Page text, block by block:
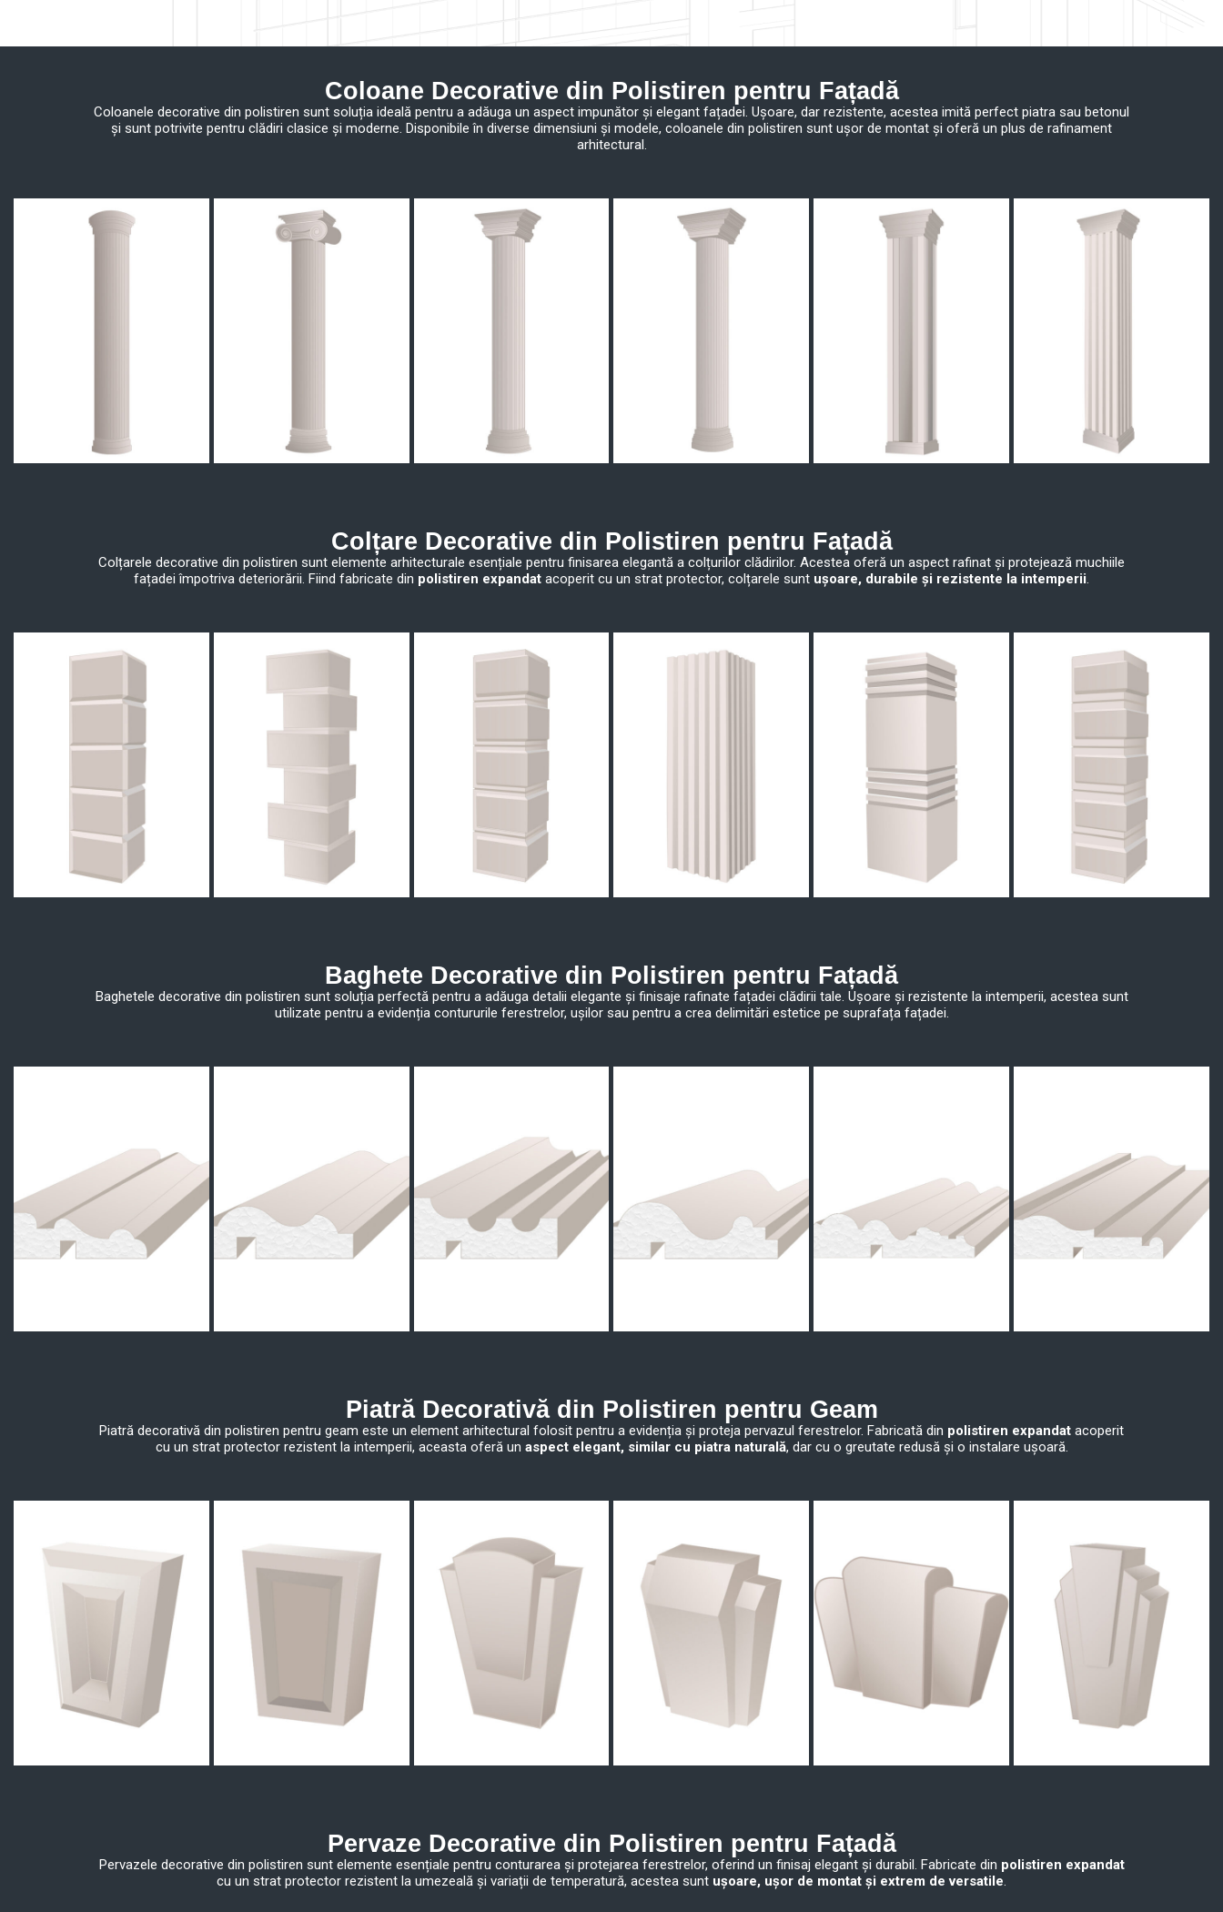
Coloane Decorative din Polistiren pentru Fațadă
Coloanele decorative din polistiren sunt soluția ideală pentru a adăuga un aspect impunător și elegant fațadei. Ușoare, dar rezistente, acestea imită perfect piatra sau betonul
și sunt potrivite pentru clădiri clasice și moderne. Disponibile în diverse dimensiuni și modele, coloanele din polistiren sunt ușor de montat și oferă un plus de rafinament
arhitectural.
Colțare Decorative din Polistiren pentru Fațadă
Colțarele decorative din polistiren sunt elemente arhitecturale esențiale pentru finisarea elegantă a colțurilor clădirilor. Acestea oferă un aspect rafinat și protejează muchiile
fațadei împotriva deteriorării. Fiind fabricate din polistiren expandat acoperit cu un strat protector, colțarele sunt ușoare, durabile și rezistente la intemperii.
Baghete Decorative din Polistiren pentru Fațadă
Baghetele decorative din polistiren sunt soluția perfectă pentru a adăuga detalii elegante și finisaje rafinate fațadei clădirii tale. Ușoare și rezistente la intemperii, acestea sunt
utilizate pentru a evidenția contururile ferestrelor, ușilor sau pentru a crea delimitări estetice pe suprafața fațadei.
Piatră Decorativă din Polistiren pentru Geam
Piatră decorativă din polistiren pentru geam este un element arhitectural folosit pentru a evidenția și proteja pervazul ferestrelor. Fabricată din polistiren expandat acoperit
cu un strat protector rezistent la intemperii, aceasta oferă un aspect elegant, similar cu piatra naturală, dar cu o greutate redusă și o instalare ușoară.
Pervaze Decorative din Polistiren pentru Fațadă
Pervazele decorative din polistiren sunt elemente esențiale pentru conturarea și protejarea ferestrelor, oferind un finisaj elegant și durabil. Fabricate din polistiren expandat
cu un strat protector rezistent la umezeală și variații de temperatură, acestea sunt ușoare, ușor de montat și extrem de versatile.